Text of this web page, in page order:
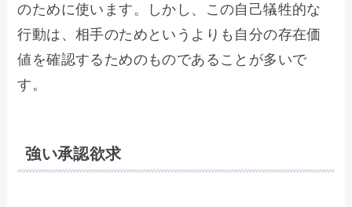
のために使います。しかし、この自己犠牲的な
行動は、相手のためというよりも自分の存在価
値を確認するためのものであることが多いで
す。
強い承認欲求